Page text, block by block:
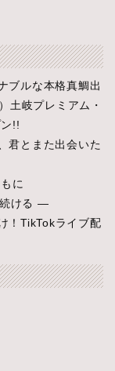
ブルな本格真鯛出
土岐プレミアム・
!!
君とまた出会いた
に
ける ―
！TikTokライブ配